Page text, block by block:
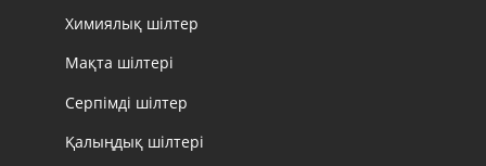
Химиялық шілтер
Мақта шілтері
Серпімді шілтер
Қалыңдық шілтері